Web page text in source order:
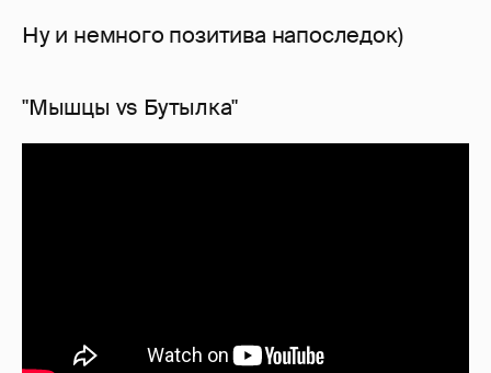
Ну и немного позитива напоследок)
"Мышцы vs Бутылка"